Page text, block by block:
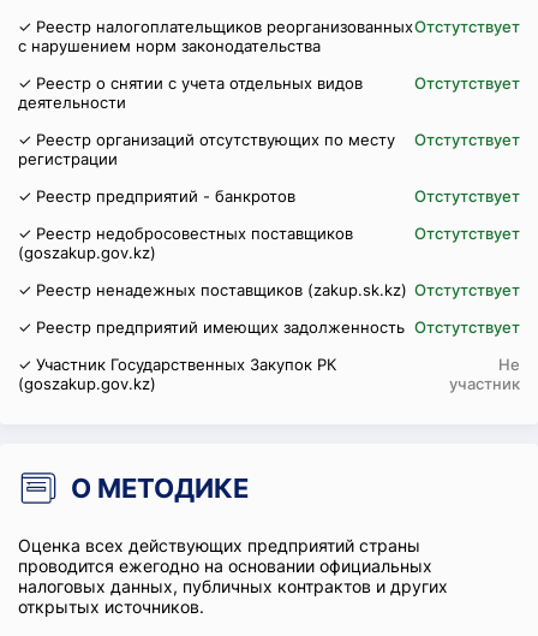
✓ Реестр налогоплательщиков реорганизованных
с нарушением норм законодательства
Отстутствует
✓ Реестр о снятии с учета отдельных видов
деятельности
Отстутствует
✓ Реестр организаций отсутствующих по месту
регистрации
Отстутствует
✓ Реестр предприятий - банкротов
Отстутствует
✓ Реестр недобросовестных поставщиков
(goszakup.gov.kz)
Отстутствует
✓ Реестр ненадежных поставщиков (zakup.sk.kz) Отстутствует
✓ Реестр предприятий имеющих задолженность Отстутствует
✓ Участник Государственных Закупок РК
(goszakup.gov.kz)
Не
участник
О МЕТОДИКЕ
Оценка всех действующих предприятий страны
проводится ежегодно на основании официальных
налоговых данных, публичных контрактов и других
открытых источников.